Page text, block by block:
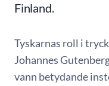
Finland.
Tyskarnas roll i
Johannes
vann betydande